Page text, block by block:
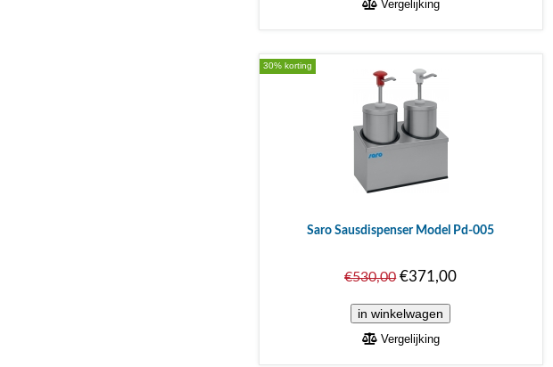
Vergelijking
30% korting
Saro Sausdispenser Model Pd-005
€530,00€371,00
Vergelijking